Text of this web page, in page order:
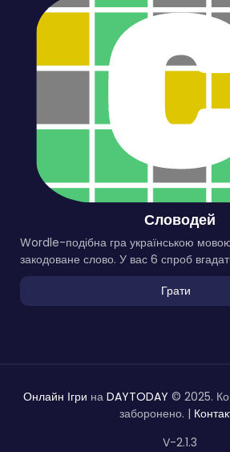
Словодей
Wordle-подібна гра українською
закодоване слово. У вас 6 спроб
Грати
Онлайн Ігри на DAYTODAY © 2025.
заборонено. |
V-2.1.3